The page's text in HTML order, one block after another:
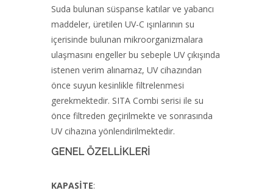
Suda bulunan süspanse katılar ve yabancı
maddeler, üretilen UV-C ışınlarının su
içerisinde bulunan mikroorganizmalara
ulaşmasını engeller bu sebeple UV çıkışında
istenen verim alınamaz, UV cihazından
önce suyun kesinlikle filtrelenmesi
gerekmektedir. SITA Combi serisi ile su
önce filtreden geçirilmekte ve sonrasında
UV cihazına yönlendirilmektedir.
GENEL ÖZELLİKLERİ
KAPASİTE: